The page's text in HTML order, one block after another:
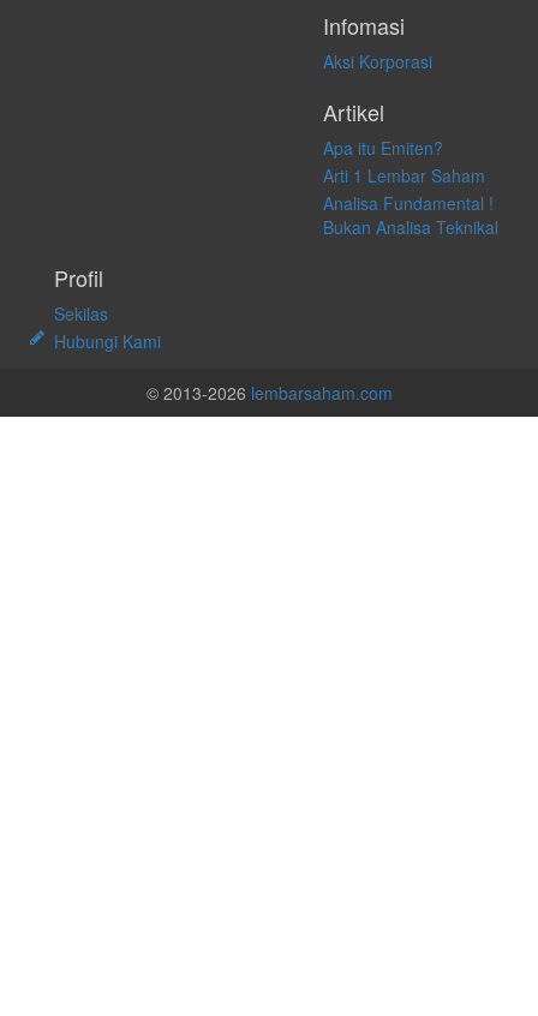
Infomasi
Aksi Korporasi
Artikel
Apa itu Emiten?
Arti 1 Lembar Saham
Analisa Fundamental !
Bukan Analisa Teknikal
Profil
Sekilas
Hubungi Kami
© 2013-2026 lembarsaham.com